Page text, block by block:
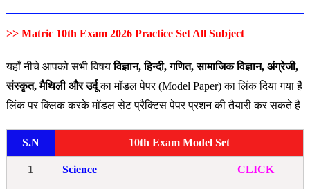
>> Matric 10th Exam 2026 Practice Set All Subject
यहाँ नीचे आपको सभी विषयविज्ञान, हिन्दी, गणित, सामाजिक विज्ञान, अंग्रेजी,
संस्कृत, मैथिली और उर्दूका मॉडल पेपर (Model Paper) का लिंक दिया गया है
लिंक पर क्लिक करके मॉडल सेट प्रैक्टिस पेपर प्रशन की तैयारी कर सकते है
S.N 10th Exam Model Set
1 Science CLICK